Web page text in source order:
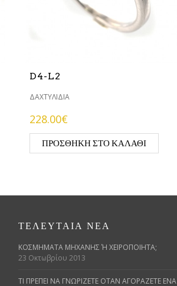
D4-L2
ΔΑΧΤΥΛΊΔΙΑ
228.00€
ΠΡΟΣΘΉΚΗ ΣΤΟ ΚΑΛΆΘΙ
ΤΕΛΕΥΤΑΊΑ ΝΈΑ
ΚΟΣΜΉΜΑΤΑ ΜΗΧΑΝΉΣ Ή ΧΕΙΡΟΠΟΊΗΤΑ;
23 Οκτωβρίου 2013
ΤΙ ΠΡΈΠΕΙ ΝΑ ΓΝΩΡΊΖΕΤΕ ΌΤΑΝ ΑΓΟΡΆΖΕΤΕ ΈΝΑ